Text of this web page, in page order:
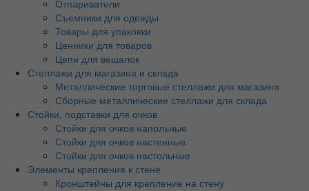
Отпариватели
Съемники для одежды
Товары для упаковки
Ценники для товаров
Цепи для вешалок
Стеллажи для магазина и склада
Металлические торговые стеллажи для магазина
Сборные металлические стеллажи для склада
Стойки, подставки для очков
Стойки для очков напольные
Стойки для очков настенные
Стойки для очков настольные
Элементы крепления к стене
Кронштейны для крепление на стену